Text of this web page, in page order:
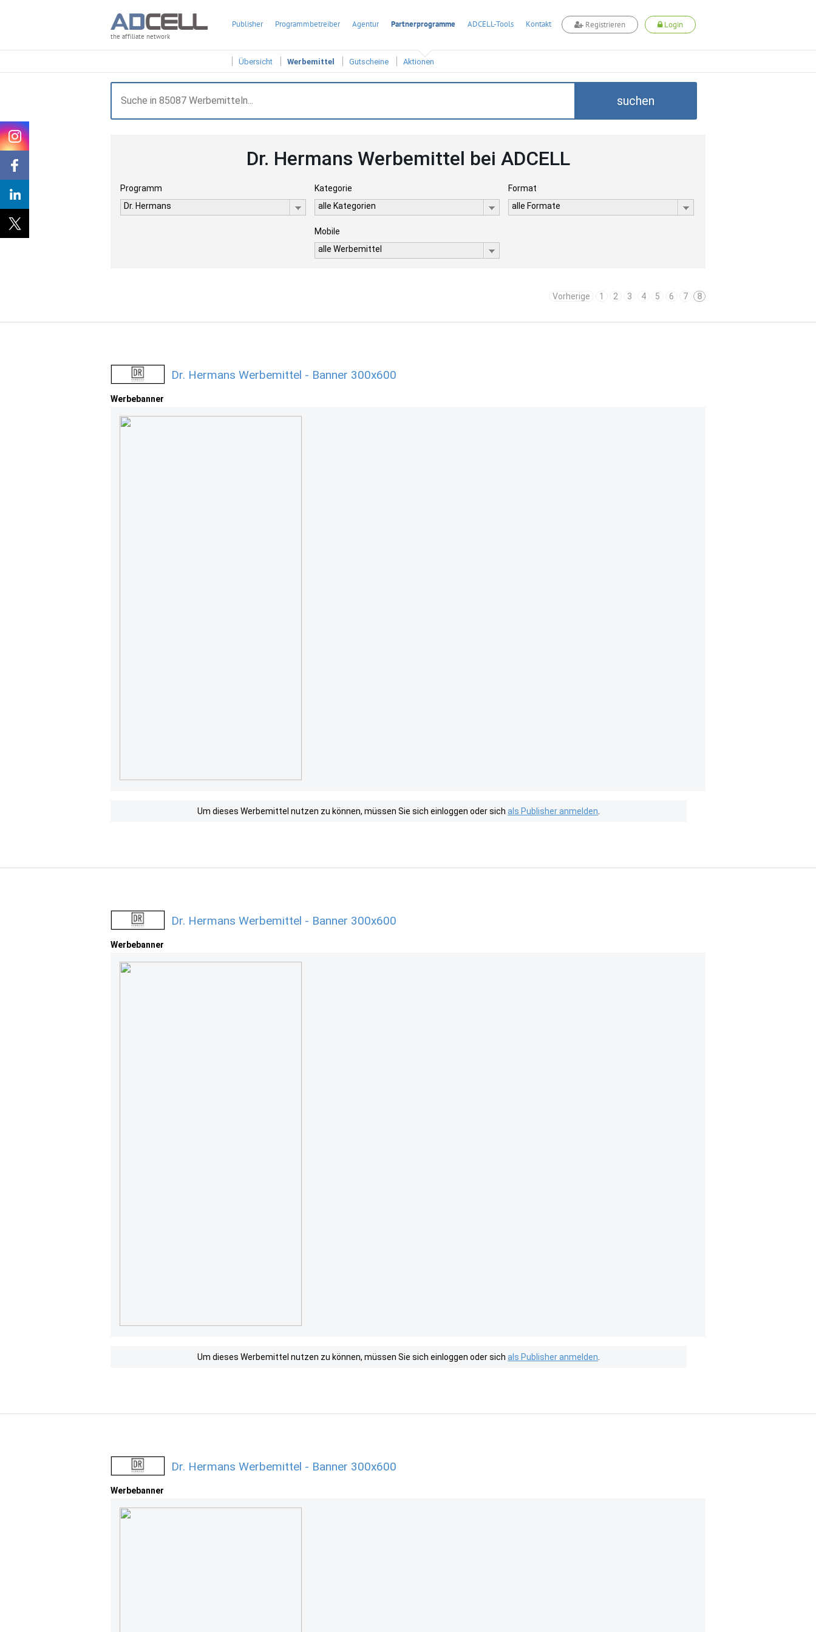
the affiliate network
Publisher Programmbetreiber Agentur Partnerprogramme ADCELL-Tools Kontakt Registrieren Login
Übersicht Werbemittel Gutscheine Aktionen
suchen
Dr. Hermans Werbemittel bei ADCELL
Programm
Dr. Hermans
Kategorie
alle Kategorien
Format
alle Formate
Mobile
alle Werbemittel
Vorherige 1 2 3 4 5 6 7 8
Dr. Hermans Werbemittel - Banner 300x600
Werbebanner
Um dieses Werbemittel nutzen zu können, müssen Sie sich einloggen oder sich als Publisher anmelden
Dr. Hermans Werbemittel - Banner 300x600
Werbebanner
Um dieses Werbemittel nutzen zu können, müssen Sie sich einloggen oder sich als Publisher anmelden
Dr. Hermans Werbemittel - Banner 300x600
Werbebanner